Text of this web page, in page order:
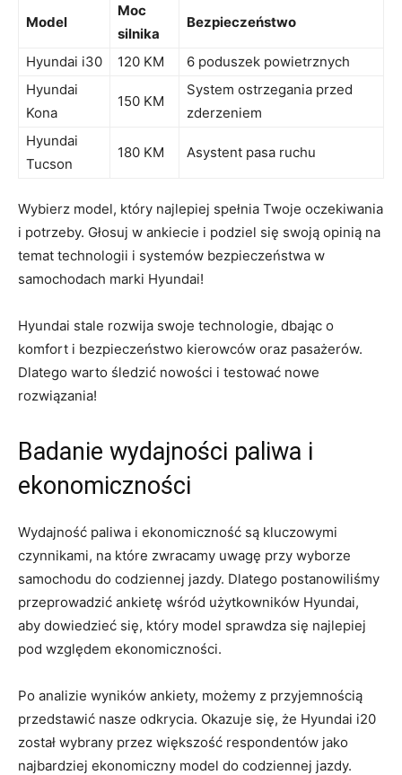
Model
Moc
silnika
Bezpieczeństwo
Hyundai ‌i30 120 KM
6 poduszek ‌powietrznych
Hyundai
Kona
150 KM
System ostrzegania przed
zderzeniem
Hyundai
Tucson
180 KM Asystent pasa ruchu
Wybierz model, który najlepiej spełnia Twoje oczekiwania
⁢i potrzeby. Głosuj w ankiecie i podziel się swoją opinią na
temat technologii i systemów bezpieczeństwa w
samochodach marki Hyundai!
Hyundai ⁢stale rozwija​ swoje technologie, dbając o
komfort i bezpieczeństwo kierowców oraz pasażerów.
Dlatego warto śledzić nowości i⁢ testować nowe
rozwiązania!
Badanie wydajności paliwa i
ekonomiczności
Wydajność paliwa i ekonomiczność są kluczowymi
czynnikami, na które zwracamy uwagę przy wyborze
samochodu do codziennej jazdy. Dlatego postanowiliśmy
przeprowadzić ⁤ankietę ‌wśród użytkowników Hyundai,⁤
aby dowiedzieć się, który model sprawdza się najlepiej
pod względem ekonomiczności.
Po analizie wyników ankiety, możemy z ⁤przyjemnością
przedstawić nasze odkrycia. Okazuje się, że ⁢Hyundai i20
został wybrany przez większość respondentów jako
najbardziej ekonomiczny model do codziennej jazdy.